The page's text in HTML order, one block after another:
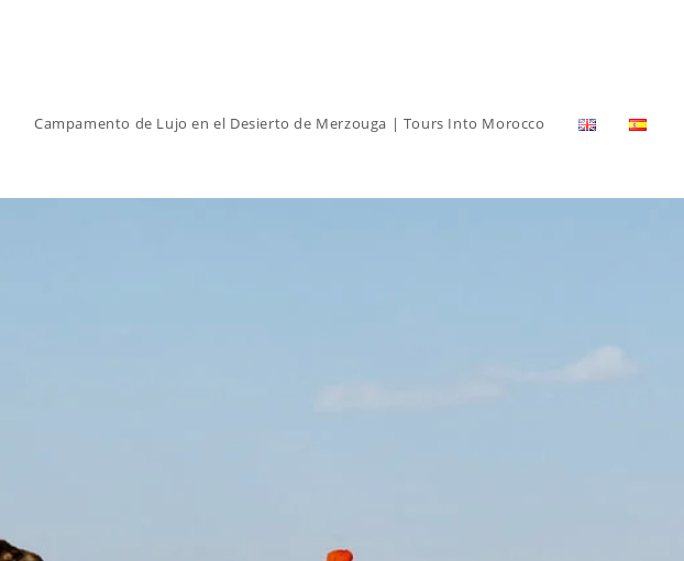
Campamento de Lujo en el Desierto de Merzouga | Tours Into Morocco